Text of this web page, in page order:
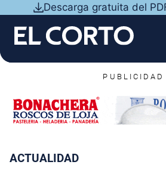
contenido
Descarga gratuita del
PUBLICIDAD
ACTUALIDAD